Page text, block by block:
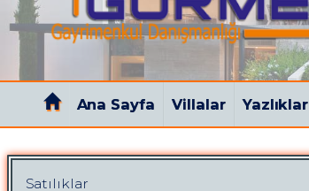
Ana Sayfa Villalar Yazlıklar
Satılıklar